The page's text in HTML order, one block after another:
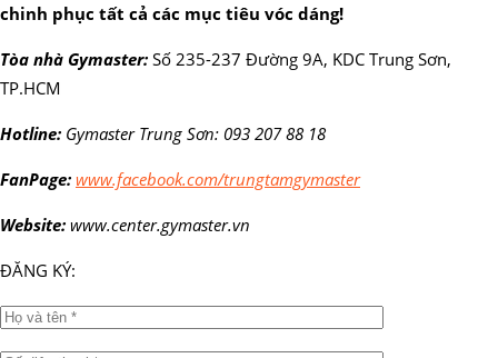
chinh phục tất cả các mục tiêu vóc dáng!
Tòa nhà Gymaster: Số 235-237 Đường 9A, KDC Trung Sơn,
TP.HCM
Hotline: Gymaster Trung Sơn: 093 207 88 18
FanPage: www.facebook.com/trungtamgymaster
Website: www.center.gymaster.vn
ĐĂNG KÝ: